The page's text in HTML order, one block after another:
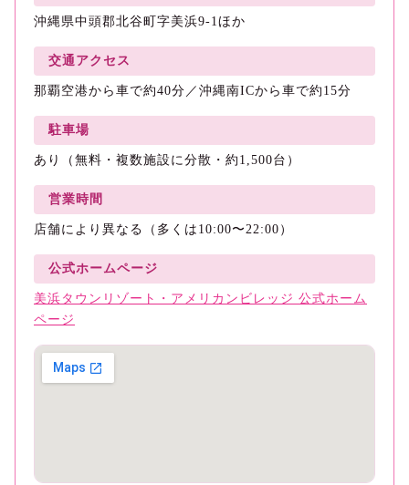
沖縄県中頭郡北谷町字美浜9-1ほか
交通アクセス
那覇空港から車で約40分／沖縄南ICから車で約15分
駐車場
あり（無料・複数施設に分散・約1,500台）
営業時間
店舗により異なる（多くは10:00〜22:00）
公式ホームページ
美浜タウンリゾート・アメリカンビレッジ 公式ホーム
ページ